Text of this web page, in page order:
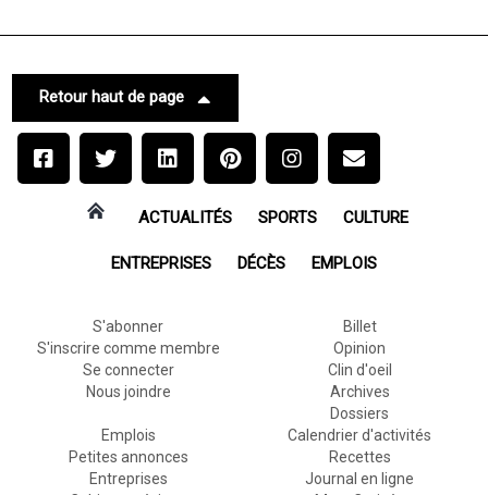
Retour haut de page
ACTUALITÉS SPORTS CULTURE
ENTREPRISES DÉCÈS EMPLOIS
S'abonner
S'inscrire comme membre
Se connecter
Nous joindre
Billet
Opinion
Clin d'oeil
Archives
Dossiers
Emplois
Petites annonces
Entreprises
Calendrier d'activités
Recettes
Journal en ligne